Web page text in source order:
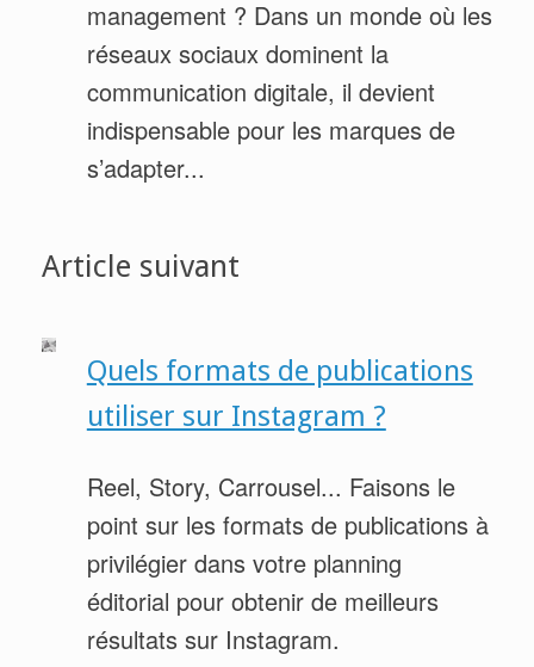
management ? Dans un monde où les
réseaux sociaux dominent la
communication digitale, il devient
indispensable pour les marques de
s’adapter...
Article suivant
Quels formats de publications
utiliser sur Instagram ?
Reel, Story, Carrousel... Faisons le
point sur les formats de publications à
privilégier dans votre planning
éditorial pour obtenir de meilleurs
résultats sur Instagram.